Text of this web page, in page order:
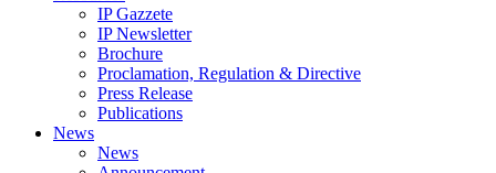
IP Gazzete
IP Newsletter
Brochure
Proclamation, Regulation & Directive
Press Release
Publications
News
News